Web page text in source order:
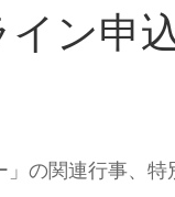
ン申
の関連行事、